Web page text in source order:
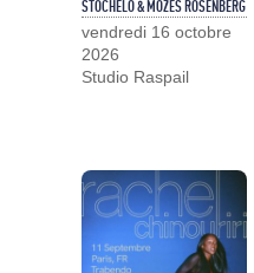
STOCHELO & MOZES ROSENBERG
vendredi 16 octobre
2026
Studio Raspail